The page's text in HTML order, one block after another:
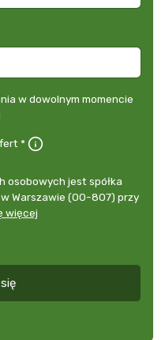
w dowolnym momencie
*
osobowych jest spółka
w Warszawie (00-807) przy
więcej